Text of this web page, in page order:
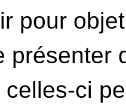
pour
présenter
ci